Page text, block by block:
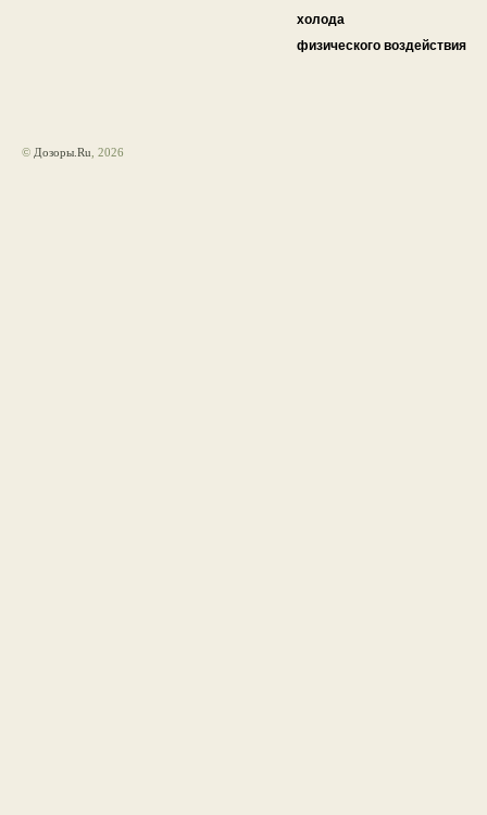
холода
физического воздействия
© Дозоры.Ru , 2026